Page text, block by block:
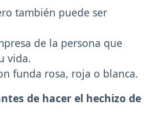
también puede ser
de la persona que
vida.
funda rosa, roja o blanca.
de hacer el hechizo de